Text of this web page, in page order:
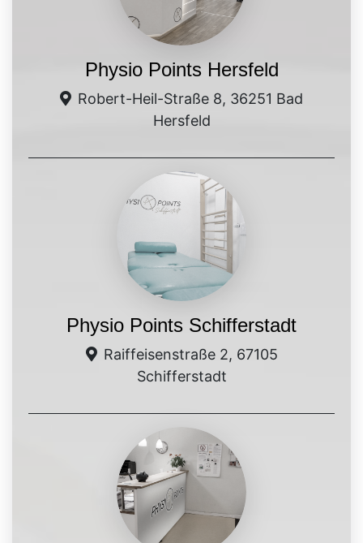
Physio Points Hersfeld
Robert-Heil-Straße 8, 36251 Bad
Hersfeld
Physio Points Schifferstadt
Raiffeisenstraße 2, 67105
Schifferstadt